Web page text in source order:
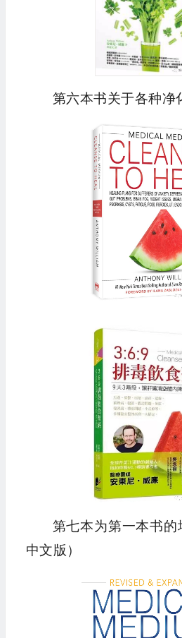
第六本书关于各种净
第七本为第一本书
中文版）